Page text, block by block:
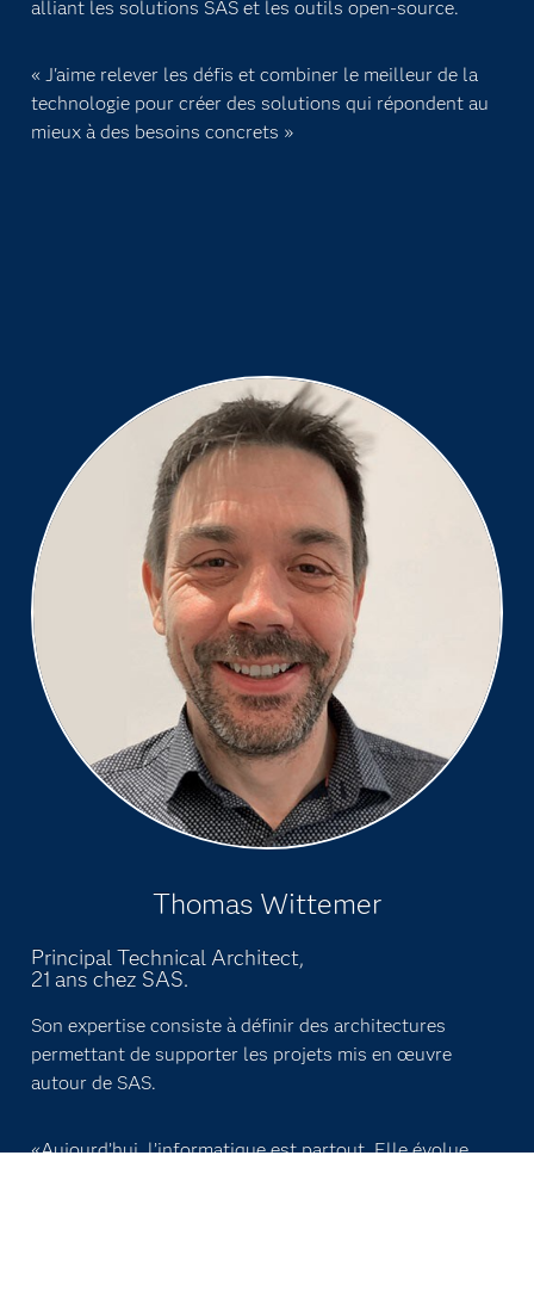
alliant les solutions SAS et les outils open-source.
« J'aime relever les défis et combiner le meilleur de la
technologie pour créer des solutions qui répondent au
mieux à des besoins concrets »
Thomas Wittemer
Principal Technical Architect,
21 ans chez SAS.
Son expertise consiste à définir des architectures
permettant de supporter les projets mis en œuvre
autour de SAS.
«Aujourd’hui, l’informatique est partout. Elle évolue